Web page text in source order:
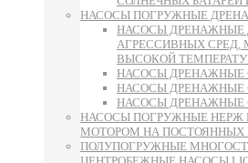
НАСОСЫ ПОГРУЖНЫЕ
НАСОСЫ ДРЕНАЖНЫЕ
АГРЕССИВНЫХ СРЕД,
ВЫСОКОЙ
НАСОСЫ ДРЕНАЖНЫЕ
НАСОСЫ ДРЕНАЖНЫЕ
НАСОСЫ ДРЕНАЖНЫЕ
НАСОСЫ ПОГРУЖНЫЕ НЕРЖ
МОТОРОМ НА ПОСТОЯННЫХ
ПОЛУПОГРУЖНЫЕ